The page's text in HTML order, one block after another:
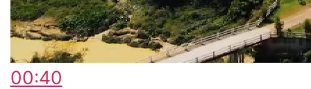
00:40